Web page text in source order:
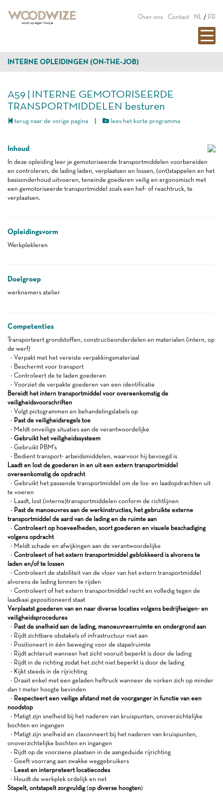
Over ons Contact NL / FR
INTERNE OPLEIDINGEN (ON-THE-JOB)
A59 | INTERNE GEMOTORISEERDE
TRANSPORTMIDDELEN besturen
terug naar de vorige pagina lees het korte programma
Inhoud
In deze opleiding leer je gemotoriseerde transportmiddelen voorbereiden
en controleren, de lading laden, verplaatsen en lossen, (ont)stappelen en het
basisonderhoud uitvoeren, teneinde goederen veilig en ergonomisch met
een gemotoriseerde transportmiddel zoals een hef- of reachtruck, te
verplaatsen.
Opleidingsvorm
Werkplekleren
Doelgroep
werknemers atelier
Competenties
Transporteert grondstoffen, constructieonderdelen en materialen (intern, op
de werf)
- Verpakt met het vereiste verpakkingsmateriaal
- Beschermt voor transport
- Controleert de te laden goederen
- Voorziet de verpakte goederen van een identificatie
Bereidt het intern transportmiddel voor overeenkomstig de
veiligheidsvoorschriften
- Volgt pictogrammen en behandelingslabels op
- Past de veiligheidsregels toe
- Meldt onveilige situaties aan de verantwoordelijke
- Gebruikt het veiligheidssysteem
- Gebruikt PBM's
- Bedient transport- arbeidsmiddelen, waarvoor hij bevoegd is
Laadt en lost de goederen in en uit een extern transportmiddel
overeenkomstig de opdracht
- Gebruikt het passende transportmiddel om de los- en laadopdrachten uit
te voeren
- Laadt, lost (interne)transportmiddelen conform de richtlijnen
- Past de manoeuvres aan de werkinstructies, het gebruikte externe
transportmiddel de aard van de lading en de ruimte aan
- Controleert op hoeveelheden, soort goederen en visuele beschadiging
volgens opdracht
- Meldt schade en afwijkingen aan de verantwoordelijke
- Controleert of het extern transportmiddel geblokkeerd is alvorens te
laden en/of te lossen
- Controleert de stabiliteit van de vloer van het extern transportmiddel
alvorens de lading binnen te rijden
- Controleert of het extern transportmiddel recht en volledig tegen de
laadkaai gepositioneerd staat
Verplaatst goederen van en naar diverse locaties volgens bedrijfseigen- en
veiligheidsprocedures
- Past de snelheid aan de lading, manoeuvreerruimte en ondergrond aan
- Rijdt zichtbare obstakels of infrastructuur niet aan
- Positioneert in één beweging voor de stapelruimte
- Rijdt achteruit wanneer het zicht vooruit beperkt is door de lading
- Rijdt in de richting zodat het zicht niet beperkt is door de lading
- Kijkt steeds in de rijrichting
- Draait enkel met een geladen heftruck wanneer de vorken zich op minder
dan 1 meter hoogte bevinden
- Respecteert een veilige afstand met de voorganger in functie van een
noodstop
- Matigt zijn snelheid bij het naderen van kruispunten, onoverzichtelijke
bochten en ingangen
- Matigt zijn snelheid en claxonneert bij het naderen van kruispunten,
onoverzichtelijke bochten en ingangen
- Rijdt op de voorziene plaatsen in de aangeduide rijrichting
- Geeft voorrang aan zwakke weggebruikers
- Leest en interpreteert locatiecodes
- Houdt de werkplek ordelijk en net
Stapelt, ontstapelt zorgvuldig(op diverse hoogten)